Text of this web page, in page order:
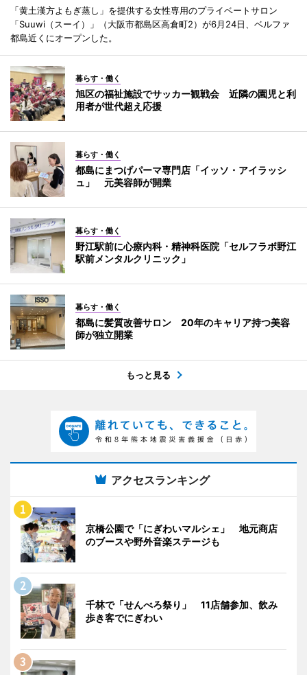
「黄土漢方よもぎ蒸し」を提供する女性専用のプライベートサロン
「Suuwi（スーイ）」（大阪市都島区高倉町2）が6月24日、ベルファ
都島近くにオープンした。
暮らす・働く
旭区の福祉施設でサッカー観戦会 近隣の園児と利
用者が世代超え応援
暮らす・働く
都島にまつげパーマ専門店「イッソ・アイラッシ
ュ」 元美容師が開業
暮らす・働く
野江駅前に心療内科・精神科医院「セルフラボ野江
駅前メンタルクリニック」
暮らす・働く
都島に髪質改善サロン 20年のキャリア持つ美容
師が独立開業
もっと見る
アクセスランキング
京橋公園で「にぎわいマルシェ」 地元商店
のブースや野外音楽ステージも
千林で「せんべろ祭り」 11店舗参加、飲み
歩き客でにぎわい